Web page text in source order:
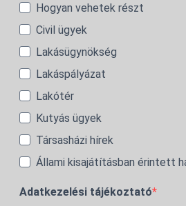
Hogyan vehetek részt
Civil ügyek
Lakásügynökség
Lakáspályázat
Lakótér
Kutyás ügyek
Társasházi hírek
Állami kisajátításban érintett
Adatkezelési tájékoztató